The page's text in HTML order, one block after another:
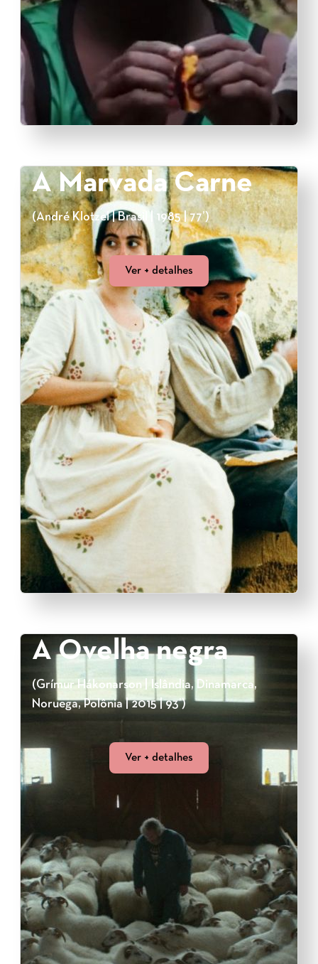
A Marvada Carne
(André Klotzel | Brasil | 1985 | 77’)
Ver + detalhes
A Ovelha negra
(Grímur Hákonarson | Islândia, Dinamarca,
Noruega, Polônia | 2015 | 93’)
Ver + detalhes